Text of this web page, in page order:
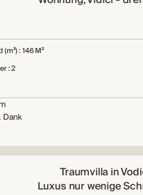
(m²) : 146 M²
: 2
Dank
Traumvilla in
Luxus nur wenige